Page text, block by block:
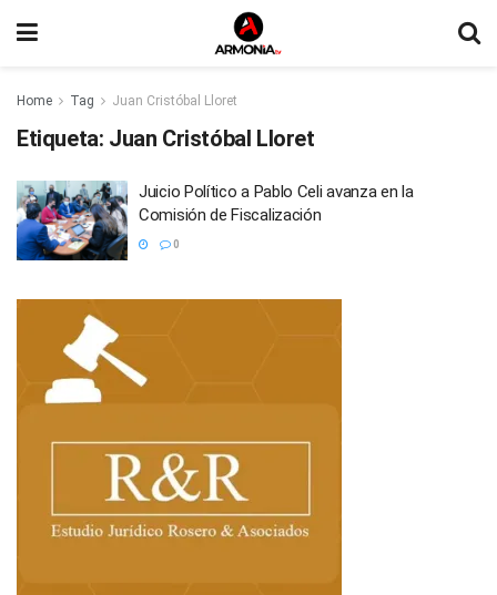
Home Tag Juan Cristóbal Lloret
Etiqueta: Juan Cristóbal Lloret
Juicio Político a Pablo Celi avanza en la
Comisión de Fiscalización
0